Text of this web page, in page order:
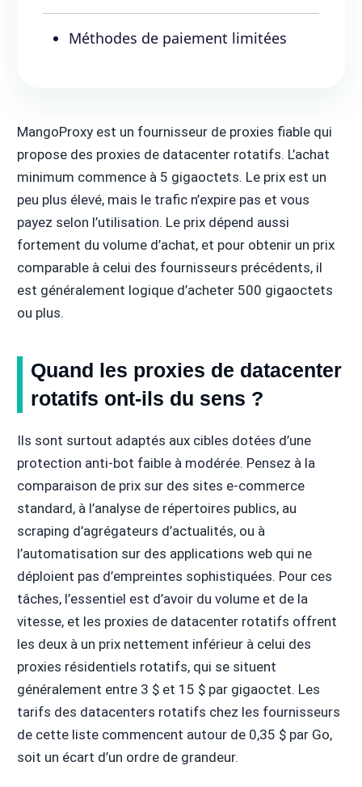
Méthodes de paiement limitées
MangoProxy est un fournisseur de proxies fiable qui
propose des proxies de datacenter rotatifs. L’achat
minimum commence à 5 gigaoctets. Le prix est un
peu plus élevé, mais le trafic n’expire pas et vous
payez selon l’utilisation. Le prix dépend aussi
fortement du volume d’achat, et pour obtenir un prix
comparable à celui des fournisseurs précédents, il
est généralement logique d’acheter 500 gigaoctets
ou plus.
Quand les proxies de datacenter
rotatifs ont-ils du sens ?
Ils sont surtout adaptés aux cibles dotées d’une
protection anti-bot faible à modérée. Pensez à la
comparaison de prix sur des sites e-commerce
standard, à l’analyse de répertoires publics, au
scraping d’agrégateurs d’actualités, ou à
l’automatisation sur des applications web qui ne
déploient pas d’empreintes sophistiquées. Pour ces
tâches, l’essentiel est d’avoir du volume et de la
vitesse, et les proxies de datacenter rotatifs offrent
les deux à un prix nettement inférieur à celui des
proxies résidentiels rotatifs, qui se situent
généralement entre 3 $ et 15 $ par gigaoctet. Les
tarifs des datacenters rotatifs chez les fournisseurs
de cette liste commencent autour de 0,35 $ par Go,
soit un écart d’un ordre de grandeur.